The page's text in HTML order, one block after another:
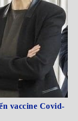
vaccine Covid-